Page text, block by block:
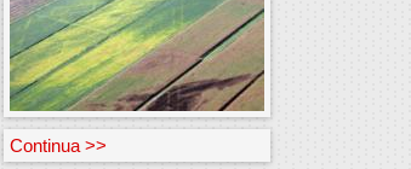
Continua >>